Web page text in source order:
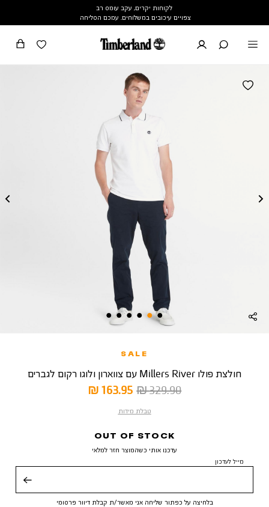
לקוחות יקרים, עקב עומס רב
צפויים עיכובים במשלוחים. עמכם הסליחה
SALE
חולצת פולו Millers River עם צווארון ולוגו רקום לגברים
מחיר
מוצר
163.95 ₪
מחיר
329.90 ₪
טבלת מידות
OUT OF STOCK
עדכנו אותי כשהמוצר חזר למלאי
מייל לעדכון
בלחיצה על כפתור שליחה אני מאשר/ת קבלת דיוור פרסומי